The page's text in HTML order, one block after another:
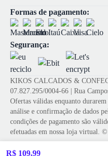
R$ 109,99
Formas de pagamento:
Segurança:
KIKOS CALCADOS &
07.827.295/0004-66 | Rua
Ofertas válidas enquanto durarem
análise e confirmação de dados
condições de pagamento são
efetuadas em nossa loja virtual.